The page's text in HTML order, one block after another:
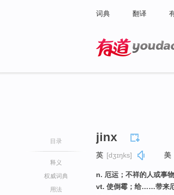
词典 翻译
目录
释义
权威词典
用法
jinx
英 [dʒɪŋks] 美
n. 厄运；不祥的人或事物
vt. 使倒霉；给……带来